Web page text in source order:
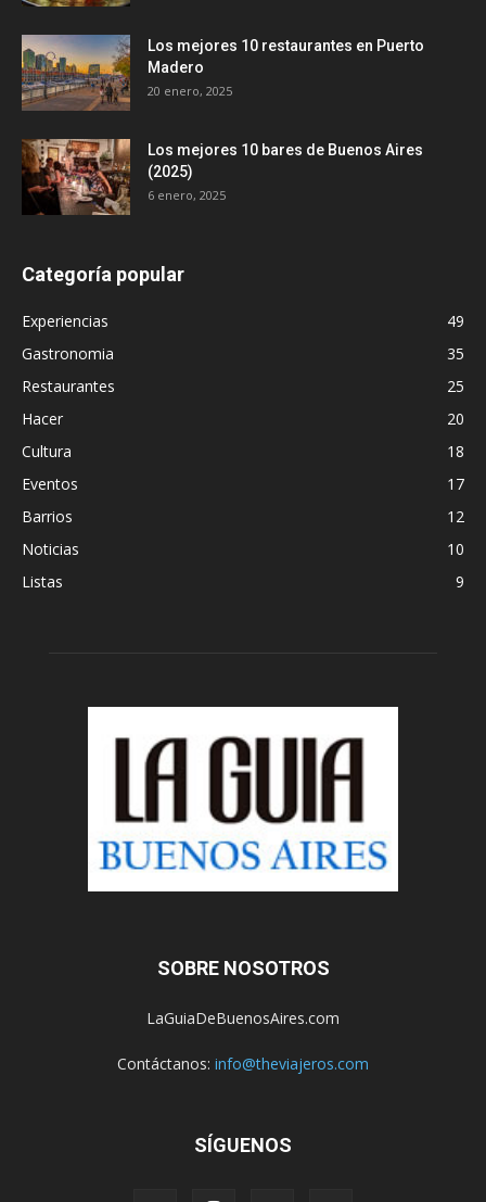
Los mejores 10 restaurantes en Puerto
Madero
20 enero, 2025
Los mejores 10 bares de Buenos Aires
(2025)
6 enero, 2025
Categoría popular
Experiencias
49
Gastronomia
35
Restaurantes
25
Hacer
20
Cultura
18
Eventos
17
Barrios
12
Noticias
10
Listas
9
SOBRE NOSOTROS
LaGuiaDeBuenosAires.com
Contáctanos: info@theviajeros.com
SÍGUENOS